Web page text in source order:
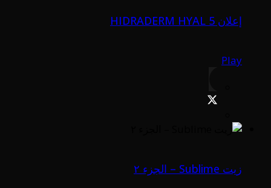
إعلان HIDRADERM HYAL 5
Play
زيت Sublime – الجزء ٢